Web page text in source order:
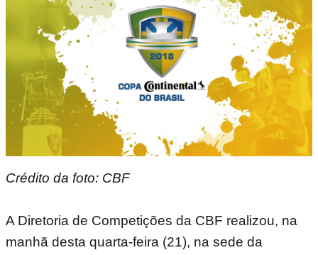
Crédito da foto: CBF
A Diretoria de Competições da CBF realizou, na
manhã desta quarta-feira (21), na sede da